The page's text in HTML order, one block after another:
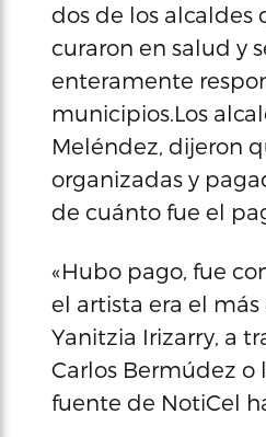
dos de los alcaldes
curaron en salud y
enteramente
municipios.Los
Meléndez, dijeron
organizadas y
de cuánto fue el
«Hubo pago, fue
el artista era el
Yanitzia Irizarry, a
Carlos Bermúdez o
fuente de NotiCel